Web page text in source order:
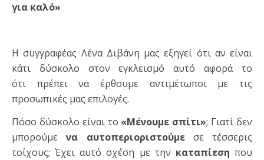
για καλό»
Η συγγραφέας Λένα Διβάνη μας εξηγεί ότι αν είναι
κάτι δύσκολο στον εγκλεισμό αυτό αφορά το
ότι πρέπει να έρθουμε αντιμέτωποι με τις
προσωπικές μας επιλογές.
Πόσο δύσκολο είναι το «Μένουμε σπίτι»; Γιατί δεν
μπορούμενα αυτοπεριοριστούμεσε τέσσερις
τοίχους; Έχει αυτό σχέση με την καταπίεση που